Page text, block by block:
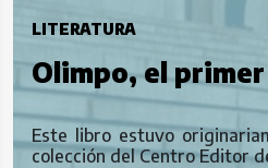
LITERATURA
Olimpo, el
prohibido
Este libro estuvo
colección del Centro Editor